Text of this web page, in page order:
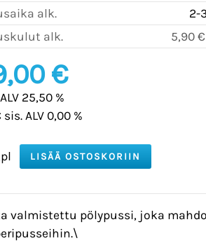
alk.
2-
alk.
5,90 €
€
25,50 %
ALV 0,00 %
valmistettu pölypussi, joka